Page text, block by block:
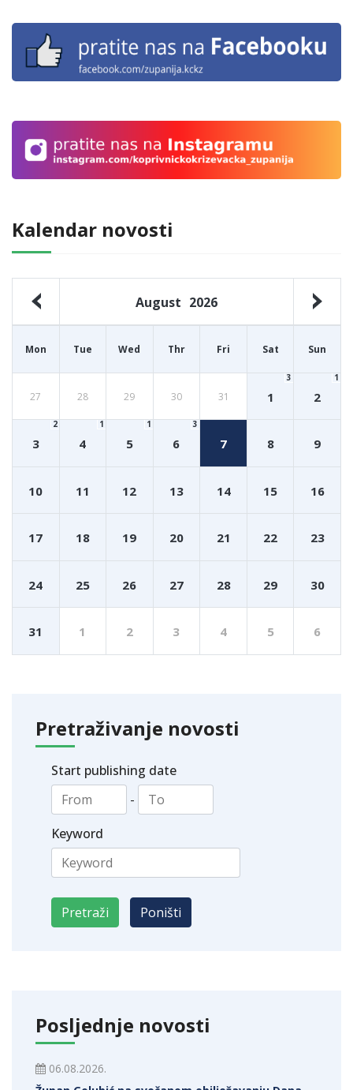
Kalendar novosti
August 2026
Mon Tue Wed Thr Fri Sat Sun
27 28 29 30 31 1
3
2
1
3
2
4
1
5
1
6
3
7 8 9
10 11 12 13 14 15 16
17 18 19 20 21 22 23
24 25 26 27 28 29 30
31 1 2 3 4 5 6
Pretraživanje novosti
Start publishing date
-
Keyword
Posljednje novosti
06.08.2026.